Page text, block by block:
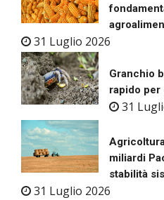
31 Luglio 2026
Granchio
rapido
31
miliardi
stabilità
31 Luglio 2026